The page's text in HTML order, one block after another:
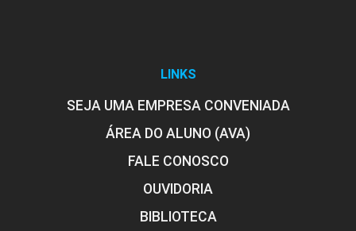
LINKS
SEJA UMA EMPRESA CONVENIADA
ÁREA DO ALUNO (AVA)
FALE CONOSCO
OUVIDORIA
BIBLIOTECA